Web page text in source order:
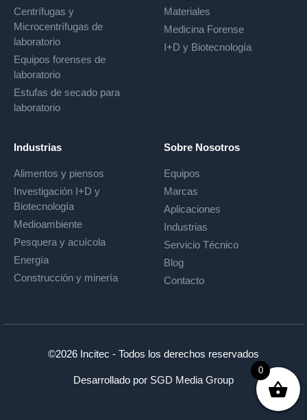
Centrífugas y
Microcentrífugas de
laboratorio
Equipos forenses de
laboratorio
Estufas de secado para
laboratorio
Materiales
Medicina Forense
I+D y Biotecnología
Industrias
Alimentos y piensos
Investigación I+D y
Biotecnología
Medioambiente
Pesquera y acuícola
Energía
Construcción y minería
Sobre Nosotros
Equipos
Marcas
Aplicaciones
Industrias
Servicio Técnico
Blog
Contacto
©2026 Incitec - Todos los derechos reservados
Desarrollado por SGD Media Group
0